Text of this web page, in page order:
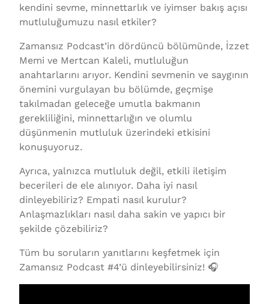
kendini sevme, minnettarlık ve iyimser bakış açısı
mutluluğumuzu nasıl etkiler?
Zamansız Podcast’in dördüncü bölümünde, İzzet
Memi ve Mertcan Kaleli, mutluluğun
anahtarlarını arıyor. Kendini sevmenin ve saygının
önemini vurgulayan bu bölümde, geçmişe
takılmadan geleceğe umutla bakmanın
gerekliliğini, minnettarlığın ve olumlu
düşünmenin mutluluk üzerindeki etkisini
konuşuyoruz.
Ayrıca, yalnızca mutluluk değil, etkili iletişim
becerileri de ele alınıyor. Daha iyi nasıl
dinleyebiliriz? Empati nasıl kurulur?
Anlaşmazlıkları nasıl daha sakin ve yapıcı bir
şekilde çözebiliriz?
Tüm bu soruların yanıtlarını keşfetmek için
Zamansız Podcast #4’ü dinleyebilirsiniz! 🎧